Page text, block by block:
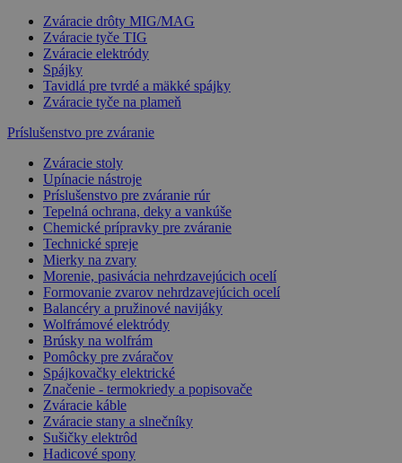
Zváracie drôty MIG/MAG
Zváracie tyče TIG
Zváracie elektródy
Spájky
Tavidlá pre tvrdé a mäkké spájky
Zváracie tyče na plameň
Príslušenstvo pre zváranie
Zváracie stoly
Upínacie nástroje
Príslušenstvo pre zváranie rúr
Tepelná ochrana, deky a vankúše
Chemické prípravky pre zváranie
Technické spreje
Mierky na zvary
Morenie, pasivácia nehrdzavejúcich ocelí
Formovanie zvarov nehrdzavejúcich ocelí
Balancéry a pružinové navijáky
Wolfrámové elektródy
Brúsky na wolfrám
Pomôcky pre zváračov
Spájkovačky elektrické
Značenie - termokriedy a popisovače
Zváracie káble
Zváracie stany a slnečníky
Sušičky elektrôd
Hadicové spony